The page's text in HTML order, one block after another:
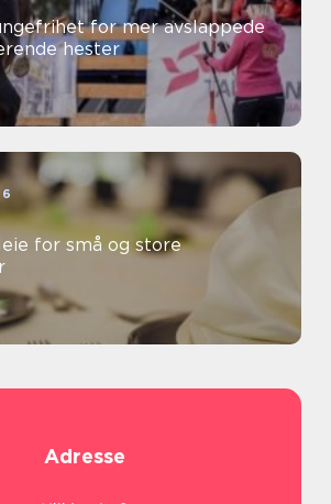
for mer avslappede
hester
for små og store
Adresse